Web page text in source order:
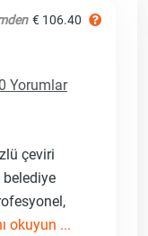
€ 106.40
0 Yorumlar
çeviri
okuyun ...